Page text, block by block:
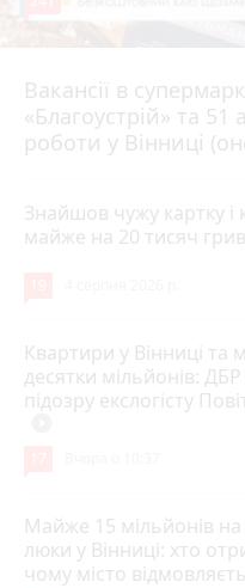
Вакансії в
«Благоустрій» та
роботи у Вінниці
4 серпня 2026 р.
Знайшов чужу картку і
майже на 20 тисяч
Квартири у Вінниці та
десятки мільйонів:
підозру екслогісту
Майже 15 мільйонів на
люки у Вінниці: хто
чому місто